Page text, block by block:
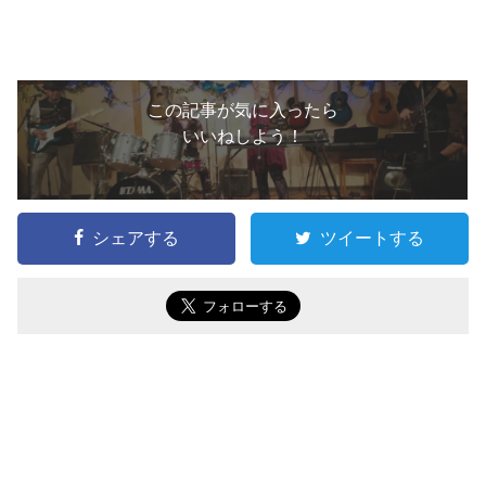
この記事が気に入ったら
いいねしよう！
シェアする ツイートする